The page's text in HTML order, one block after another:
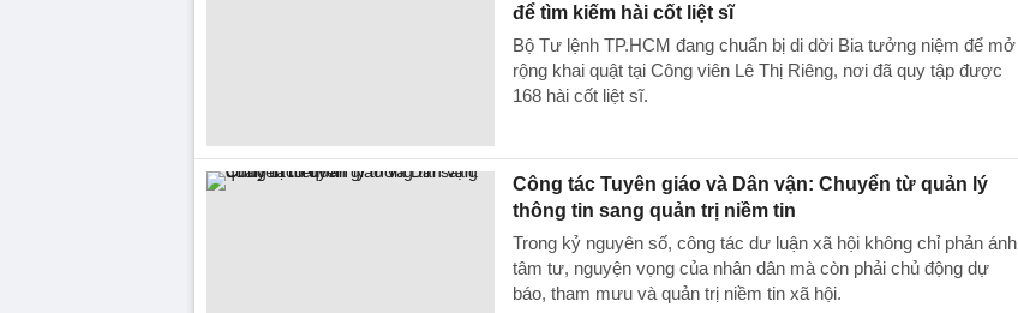
để tìm kiếm hài cốt liệt sĩ
Bộ Tư lệnh TP.HCM đang chuẩn bị di dời Bia tưởng niệm để mở
rộng khai quật tại Công viên Lê Thị Riêng, nơi đã quy tập được
168 hài cốt liệt sĩ.
Công tác Tuyên giáo và Dân vận: Chuyển từ quản lý
thông tin sang quản trị niềm tin
Trong kỷ nguyên số, công tác dư luận xã hội không chỉ phản ánh
tâm tư, nguyện vọng của nhân dân mà còn phải chủ động dự
báo, tham mưu và quản trị niềm tin xã hội.